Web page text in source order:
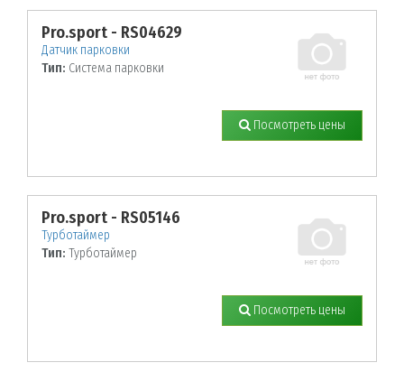
Pro.sport - RS04629
Датчик парковки
Тип: Система парковки
Посмотреть цены
Pro.sport - RS05146
Турботаймер
Тип: Турботаймер
Посмотреть цены